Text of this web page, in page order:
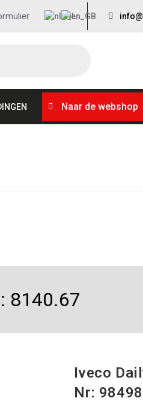
Naar de webshop
8140.67
Iveco
Nr: